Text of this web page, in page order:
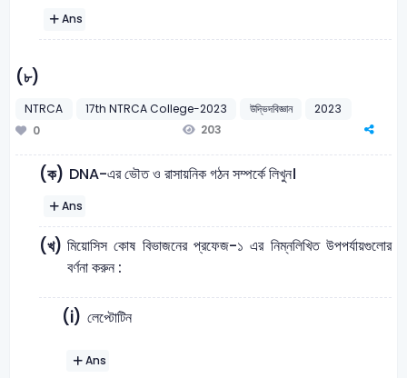
Ans
(৮)
NTRCA 17th NTRCA College-2023 উদ্ভিদবিজ্ঞান
2023
0
203
(ক) DNA-এর ভৌত ও রাসায়নিক গঠন সম্পর্কে লিখুন।
Ans
(খ) মিয়োসিস কোষ বিভাজনের প্রফেজ-১ এর নিম্নলিখিত উপপর্যায়গুলোর
বর্ণনা করুন :
(i) লেপ্টোটিন
Ans